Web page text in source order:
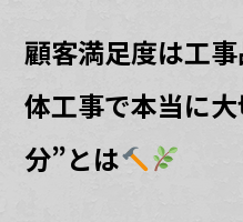
o
o
k
顧客満足度は工
体工事で本当に
分”とは